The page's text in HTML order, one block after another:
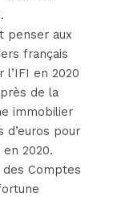
penser aux
français
en 2020
de la
immobilier
d’euros pour
2020.
Comptes